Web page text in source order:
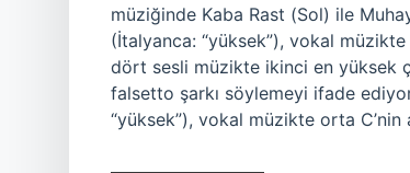
müziğinde Kaba Rast (Sol) ile
(İtalyanca: “yüksek”), vokal
dört sesli müzikte ikinci en yüksek
falsetto şarkı söylemeyi ifade
“yüksek”), vokal müzikte orta